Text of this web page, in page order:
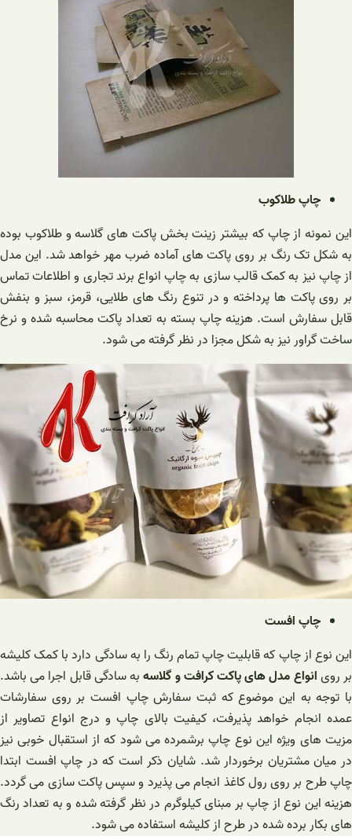
چاپ طلاکوب
این نمونه از چاپ که بیشتر زینت بخش پاکت های گلاسه و طلاکوب بوده
به شکل تک رنگ بر روی پاکت های آماده ضرب مهر خواهد شد. این مدل
از چاپ نیز به کمک قالب سازی به چاپ انواع برند تجاری و اطلاعات تماس
بر روی پاکت ها پرداخته و در تنوع رنگ های طلایی، قرمز، سبز و بنفش
قابل سفارش است. هزینه چاپ بسته به تعداد پاکت محاسبه شده و نرخ
ساخت گراور نیز به شکل مجزا در نظر گرفته می شود.
چاپ افست
این نوع از چاپ که قابلیت چاپ تمام رنگ را به سادگی دارد با کمک کلیشه
بر رویانواع مدل های پاکت کرافت و گلاسهبه سادگی قابل اجرا می باشد.
با توجه به این موضوع که ثبت سفارش چاپ افست بر روی سفارشات
عمده انجام خواهد پذیرفت، کیفیت بالای چاپ و درج انواع تصاویر از
مزیت های ویژه این نوع چاپ برشمرده می شود که از استقبال خوبی نیز
در میان مشتریان برخوردار شد. شایان ذکر است که در چاپ افست ابتدا
چاپ طرح بر روی رول کاغذ انجام می پذیرد و سپس پاکت سازی می گردد.
هزینه این نوع از چاپ بر مبنای کیلوگرم در نظر گرفته شده و به تعداد رنگ
های بکار برده شده در طرح از کلیشه استفاده می شود.